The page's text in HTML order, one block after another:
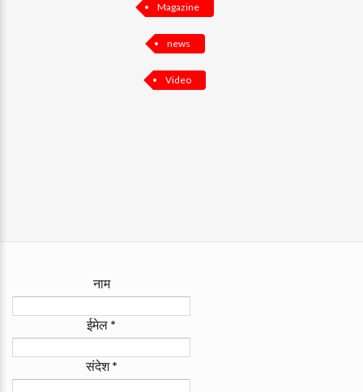
Magazine
news
Video
नाम
ईमेल *
संदेश*